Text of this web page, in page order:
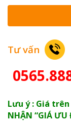
Tư vấn
Lưu ý : Giá
NHẬN “GIÁ ƯU